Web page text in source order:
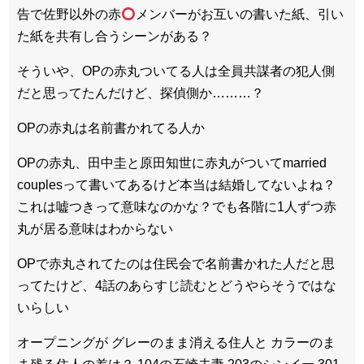
告で佐野以外の赤
メンバーがお互いの書いた紙、引い
た紙を共有し合うシーンがある？
そういや、OPの赤丸ついてる人は全員共謀者の犯人側
だと思ってたんだけど、探偵側か………？
OPの赤丸は名前書かれてる人か
OPの赤丸、田中圭と原田知世に赤丸がついてmarried
couplesって書いてあるけど本当は結婚してないよね？
これは嘘つきって意味なのかな？でも各階に1人ずつ赤
丸が居る意味はわからない
OPで赤丸されてたのは住民会で名前書かれた人だと思
ってたけど、4話のあらすじ読むとどうやらそうではな
いらしい
オープニングが グレーのまま消える住人と カラーのま